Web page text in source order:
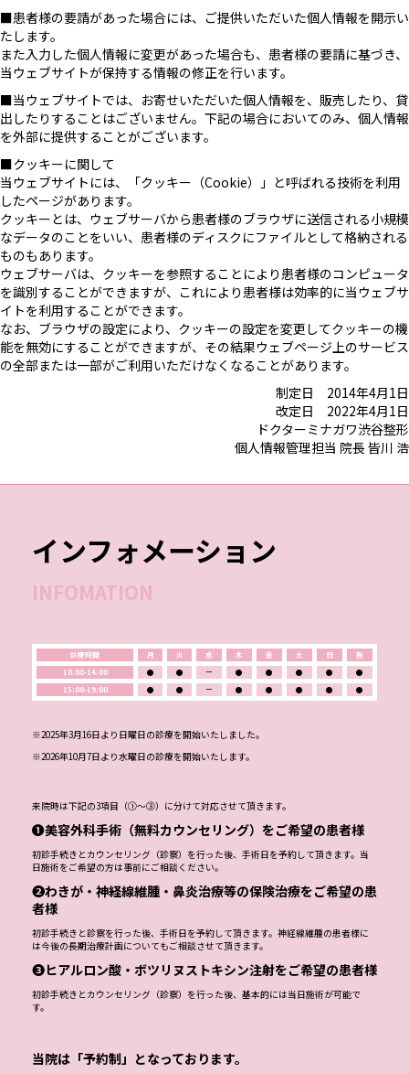
■患者様の要請があった場合には、ご提供いただいた個人情報を開示い
たします。
また入力した個人情報に変更があった場合も、患者様の要請に基づき、
当ウェブサイトが保持する情報の修正を行います。
■当ウェブサイトでは、お寄せいただいた個人情報を、販売したり、貸
出したりすることはございません。下記の場合においてのみ、個人情報
を外部に提供することがございます。
■クッキーに関して
当ウェブサイトには、「クッキー（Cookie）」と呼ばれる技術を利用
したページがあります。
クッキーとは、ウェブサーバから患者様のブラウザに送信される小規模
なデータのことをいい、患者様のディスクにファイルとして格納される
ものもあります。
ウェブサーバは、クッキーを参照することにより患者様のコンピュータ
を識別することができますが、これにより患者様は効率的に当ウェブサ
イトを利用することができます。
なお、ブラウザの設定により、クッキーの設定を変更してクッキーの機
能を無効にすることができますが、その結果ウェブページ上のサービス
の全部または一部がご利用いただけなくなることがあります。
制定日 2014年4月1日
改定日 2022年4月1日
ドクターミナガワ渋谷整形
個人情報管理担当 院長 皆川 浩
インフォメーション
INFOMATION
診療時間 月 火 水 木 金 土 日
祝
10:00-14:00
● ● ー ● ● ● ●
●
15:00-19:00
● ● ー ● ● ● ● ●
※2025年3月16日より日曜日の診療を開始いたしました。
※2026年10月7日より水曜日の診療を開始いたします。
来院時は下記の3項目（①～③）に分けて対応させて頂きます。
❶美容外科手術（無料カウンセリング）をご希望の患者様
初診手続きとカウンセリング（診察）を行った後、手術日を予約して頂きます。当
日施術をご希望の方は事前にご相談ください。
❷わきが・神経線維腫・鼻炎治療等の保険治療をご希望の患
者様
初診手続きと診察を行った後、手術日を予約して頂きます。神経線維腫の患者様に
は今後の長期治療計画についてもご相談させて頂きます。
❸ヒアルロン酸・ボツリヌストキシン注射をご希望の患者様
初診手続きとカウンセリング（診察）を行った後、基本的には当日施術が可能で
す。
当院は「予約制」となっております。